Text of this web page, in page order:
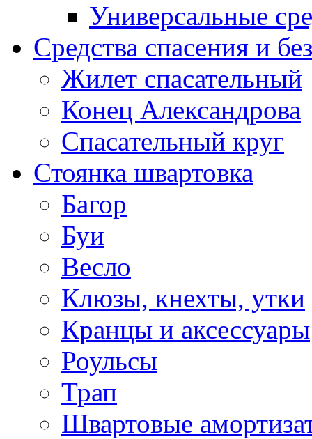
Универсальные
Средства спасения и
Жилет спасательный
Конец Александрова
Спасательный круг
Стоянка швартовка
Багор
Буи
Весло
Клюзы, кнехты, утки
Кранцы и аксессуары
Роульсы
Трап
Швартовые